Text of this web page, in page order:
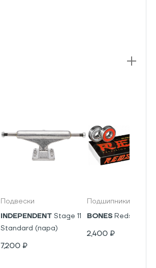
Подвески
INDEPENDENT Stage 11
Standard (пара)
7,200 ₽
Подшипники
BONES Reds
2,400 ₽